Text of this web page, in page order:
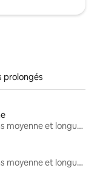
prolongés
Locations moyenne et longue durée
Locations moyenne et longue durée